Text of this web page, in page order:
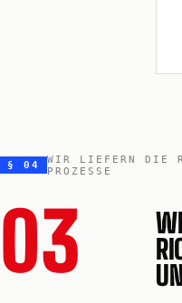
§ 04
WIR LIEFERN DIE
PROZESSE
03